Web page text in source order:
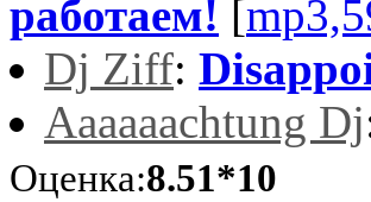
работаем! [
Dj Ziff:
Aaaaaachtung Dj
Оценка:8.51*10